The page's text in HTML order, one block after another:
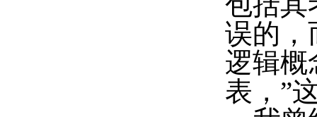
误的，
逻辑概
表，”